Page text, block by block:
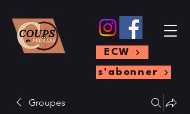
s'abonner
ECW
Groupes